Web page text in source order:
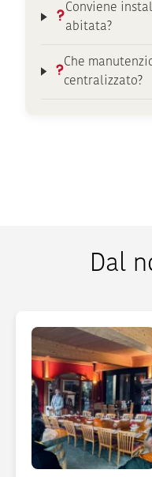
Conviene
abitata?
Che
centralizzato?
Dal